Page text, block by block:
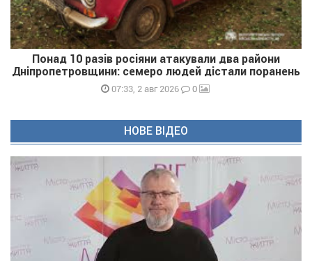
Понад 10 разів росіяни атакували два райони
Дніпропетровщини: семеро людей дістали поранень
07:33, 2 авг 2026 0
НОВЕ ВІДЕО